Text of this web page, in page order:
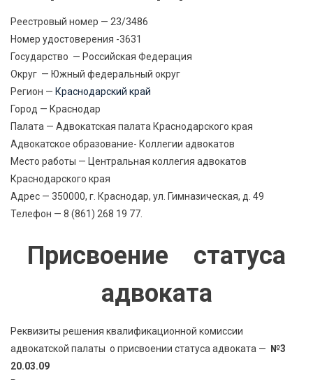
Реестровый номер — 23/3486
Номер удостоверения -3631
Государство — Российская Федерация
Округ — Южный федеральный округ
Регион — Краснодарский край
Город — Краснодар
Палата — Адвокатская палата Краснодарского края
Адвокатское образование- Коллегии адвокатов
Место работы — Центральная коллегия адвокатов
Краснодарского края
Адрес — 350000, г. Краснодар, ул. Гимназическая, д. 49
Телефон — 8 (861) 268 19 77.
Присвоение статуса
адвоката
Реквизиты решения квалификационной комиссии
адвокатской палаты о присвоении статуса адвоката — №3
20.03.09